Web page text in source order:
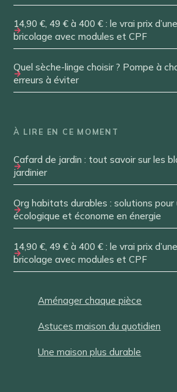
14,90 €, 49 € à 400 € : le vrai prix
bricolage avec modules et CPF
Quel sèche-linge choisir ? Pompe à
erreurs à éviter
À LIRE EN CE MOMENT
Cafard de jardin : tout savoir sur les
jardinier
Org habitats durables : solutions pour
écologique et économe en énergie
14,90 €, 49 € à 400 € : le vrai prix
bricolage avec modules et CPF
Aménager chaque pièce
Astuces maison du quotidien
Une maison plus durable